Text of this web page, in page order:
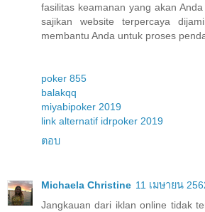
fasilitas keamanan yang akan
sajikan website terpercaya
membantu Anda untuk proses
poker 855
balakqq
miyabipoker 2019
link alternatif idrpoker 2019
ตอบ
Michaela Christine 11 เมษายน
Jangkauan dari iklan online tidak